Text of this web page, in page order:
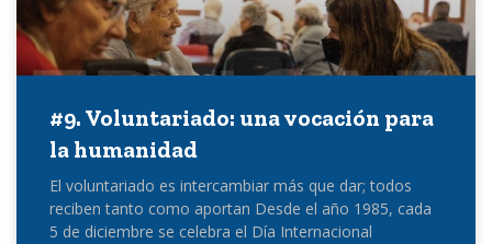
#9. Voluntariado: una vocación para
la humanidad
El voluntariado es intercambiar más que dar; todos
reciben tanto como aportan Desde el año 1985, cada
5 de diciembre se celebra el Día Internacional